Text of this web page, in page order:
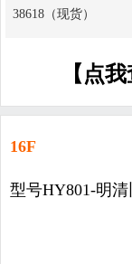
38618（现货）
【点
16F
型号HY801-明